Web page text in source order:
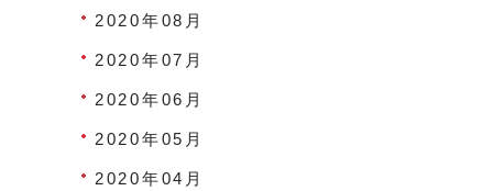
2020年08月
2020年07月
2020年06月
2020年05月
2020年04月